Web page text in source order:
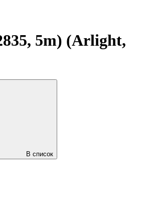
5m) (Arlight,
В список